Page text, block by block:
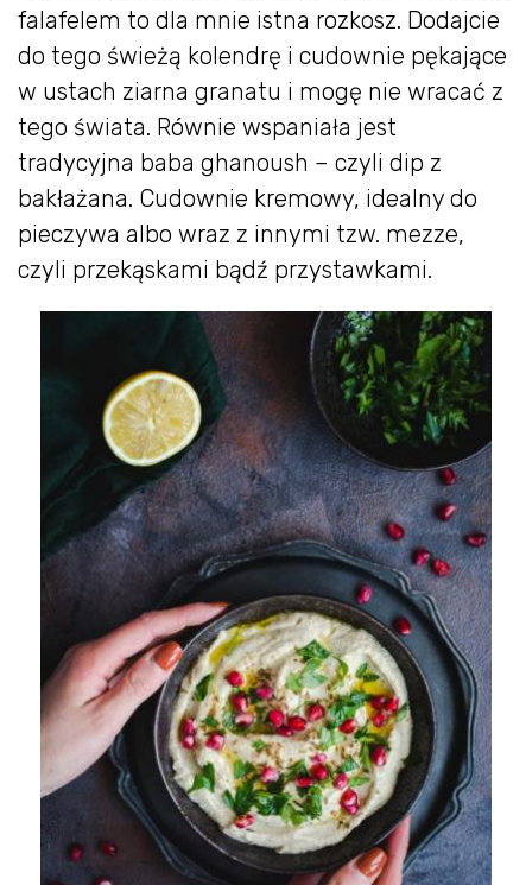
falafelem to dla mnie istna rozkosz. Dodajcie
do tego świeżą kolendrę i cudownie pękające
w ustach ziarna granatu i mogę nie wracać z
tego świata. Równie wspaniała jest
tradycyjna baba ghanoush – czyli dip z
bakłażana. Cudownie kremowy, idealny do
pieczywa albo wraz z innymi tzw. mezze,
czyli przekąskami bądź przystawkami.